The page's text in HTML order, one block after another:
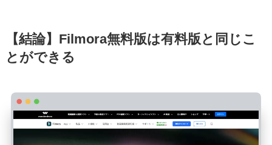
【結論】Filmora無料版は有料版と同じこ
とができる